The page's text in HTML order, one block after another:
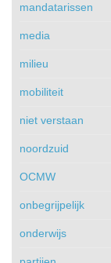
mandatarissen
media
milieu
mobiliteit
niet verstaan
noordzuid
OCMW
onbegrijpelijk
onderwijs